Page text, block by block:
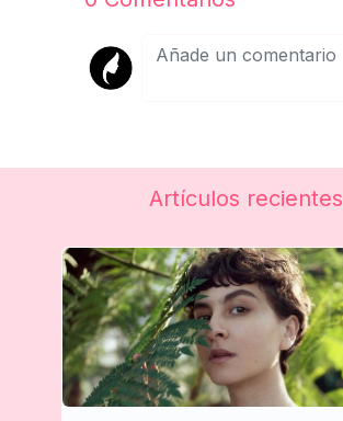
Artículos recientes